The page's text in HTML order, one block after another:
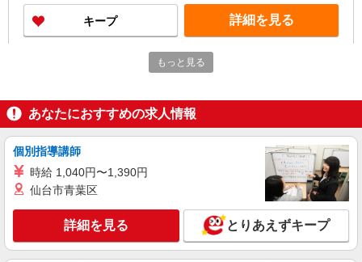
キープ 詳細を見る
時給1,400円〜 ◆月収例）232,848円 (1,400円
×7.92h×21日)
キープ 詳細を見る
ゼネラルテクニカルサービス株式会社 山口営業所
製品や構造物の非破壊検査・品質調査スタッフ
もっと見る
あなたにおすすめの求人情報
個別指導講師
時給 1,040円〜1,390円
仙台市青葉区
詳細を見る とりあえずキープ